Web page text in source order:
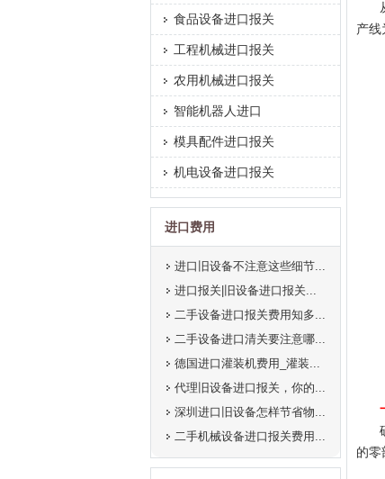
食品设备进口报关
工程机械进口报关
农用机械进口报关
智能机器人进口
模具配件进口报关
机电设备进口报关
进口费用
进口旧设备不注意这些细节...
进口报关|旧设备进口报关...
二手设备进口报关费用知多...
二手设备进口清关要注意哪...
德国进口灌装机费用_灌装...
代理旧设备进口报关，你的...
深圳进口旧设备怎样节省物...
二手机械设备进口报关费用...
产线
的零